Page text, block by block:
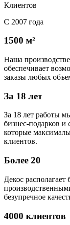
Клиентов
С 2007 года
1500 м²
Наша
обеспечивает
заказы любых
За 18 лет
За 18 лет работы
бизнес-подарков и
которые
клиентов.
Более 20
Декос
безупречное
4000 клиентов